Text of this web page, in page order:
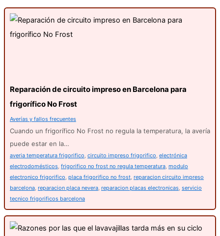
Reparación de circuito impreso en Barcelona para
frigorífico No Frost
Averías y fallos frecuentes
Cuando un frigorífico No Frost no regula la temperatura, la avería
puede estar en la…
averia temperatura frigorifico circuito impreso frigorifico electrónica
electrodomésticos frigorifico no frost no regula temperatura modulo
electronico frigorifico placa frigorifico no frost reparacion circuito impreso
barcelona reparacion placa nevera reparacion placas electronicas servicio
tecnico frigorificos barcelona